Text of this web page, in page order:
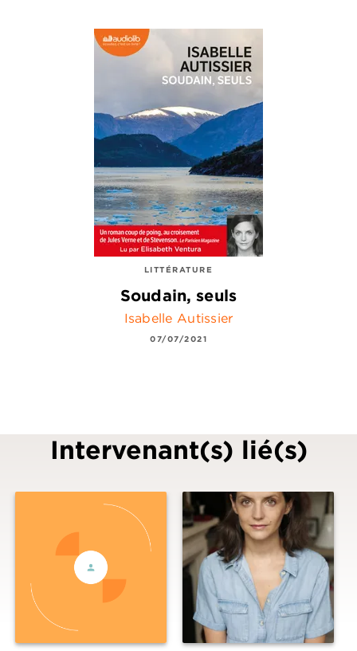
LITTÉRATURE
Soudain, seuls
Isabelle Autissier
07/07/2021
Intervenant(s) lié(s)